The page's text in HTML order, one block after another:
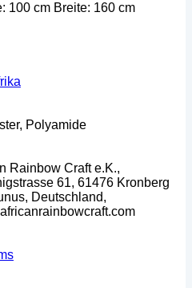
100 cm Breite: 160 cm
Polyamide
Rainbow Craft e.K.,
61, 61476 Kronberg
Deutschland,